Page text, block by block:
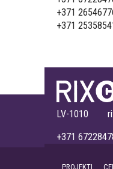
+371
+371
LV-1010
+371
PROJEKTI